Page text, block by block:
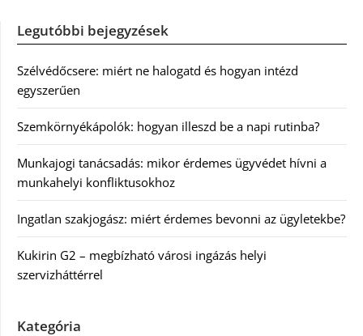
Legutóbbi bejegyzések
Szélvédőcsere: miért ne halogatd és hogyan intézd
egyszerűen
Szemkörnyékápolók: hogyan illeszd be a napi rutinba?
Munkajogi tanácsadás: mikor érdemes ügyvédet hívni a
munkahelyi konfliktusokhoz
Ingatlan szakjogász: miért érdemes bevonni az ügyletekbe?
Kukirin G2 – megbízható városi ingázás helyi
szervizháttérrel
Kategória